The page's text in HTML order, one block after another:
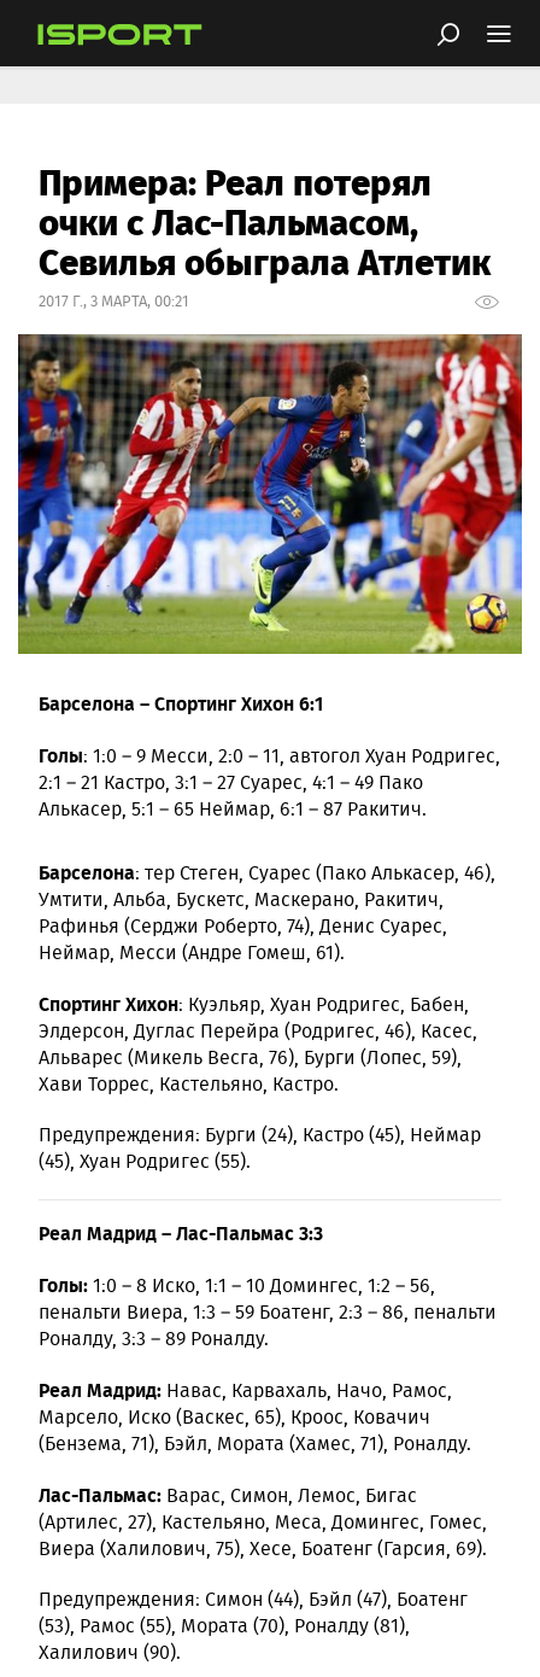
Примера: Реал потерял
очки с Лас-Пальмасом,
Севилья обыграла Атлетик
2017 Г., 3 МАРТА, 00:21
Барселона – Спортинг Хихон 6:1
Голы: 1:0 – 9 Месси, 2:0 – 11, автогол Хуан Родригес,
2:1 – 21 Кастро, 3:1 – 27 Суарес, 4:1 – 49 Пако
Алькасер, 5:1 – 65 Неймар, 6:1 – 87 Ракитич.
Барселона: тер Стеген, Суарес (Пако Алькасер, 46),
Умтити, Альба, Бускетс, Маскерано, Ракитич,
Рафинья (Серджи Роберто, 74), Денис Суарес,
Неймар, Месси (Андре Гомеш, 61).
Спортинг Хихон: Куэльяр, Хуан Родригес, Бабен,
Элдерсон, Дуглас Перейра (Родригес, 46), Касес,
Альварес (Микель Весга, 76), Бурги (Лопес, 59),
Хави Торрес, Кастельяно, Кастро.
Предупреждения: Бурги (24), Кастро (45), Неймар
(45), Хуан Родригес (55).
Реал Мадрид – Лас-Пальмас 3:3
Голы:1:0 – 8 Иско, 1:1 – 10 Домингес, 1:2 – 56,
пенальти Виера, 1:3 – 59 Боатенг, 2:3 – 86, пенальти
Роналду, 3:3 – 89 Роналду.
Реал Мадрид: Навас, Карвахаль, Начо, Рамос,
Марсело, Иско (Васкес, 65), Кроос, Ковачич
(Бензема, 71), Бэйл, Мората (Хамес, 71), Роналду.
Лас-Пальмас: Варас, Симон, Лемос, Бигас
(Артилес, 27), Кастельяно, Меса, Домингес, Гомес,
Виера (Халилович, 75), Хесе, Боатенг (Гарсия, 69).
Предупреждения: Симон (44), Бэйл (47), Боатенг
(53), Рамос (55), Мората (70), Роналду (81),
Халилович (90).